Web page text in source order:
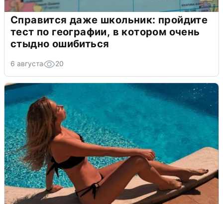
Справится даже школьник: пройдите
тест по географии, в котором очень
стыдно ошибиться
6 августа 20